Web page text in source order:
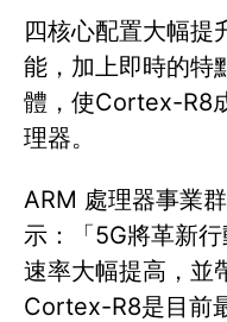
四核心配置大幅
能，加上即時的特
體，使Cortex-R8
理器。
ARM 處理器事業
示：「5G將革新
速率大幅提高，並
Cortex-R8是目前